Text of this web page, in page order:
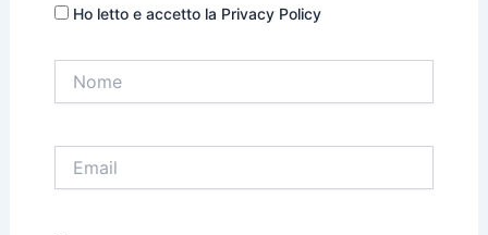
Ho letto e accetto la Privacy Policy